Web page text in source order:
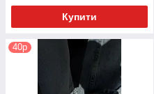
Купити
40р